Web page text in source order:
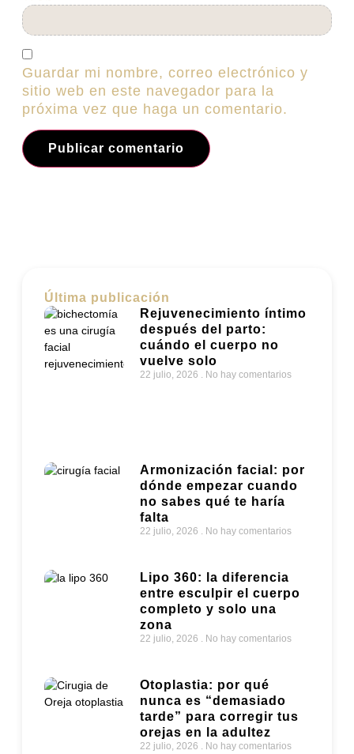
Guardar mi nombre, correo electrónico y
sitio web en este navegador para la
próxima vez que haga un comentario.
Rejuvenecimiento íntimo
después del parto:
cuándo el cuerpo no
vuelve solo
22 julio, 2026 No hay comentarios
dónde empezar cuando
no sabes qué te haría
falta
22 julio, 2026
entre esculpir el cuerpo
completo y solo una
zona
22 julio, 2026
nunca es “demasiado
tarde” para corregir tus
orejas en la adultez
22 julio, 2026 No hay comentarios